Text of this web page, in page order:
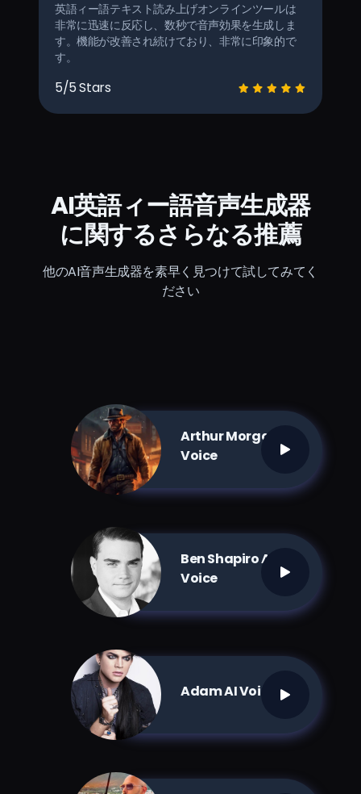
英語ィー語テキスト読み上げオンラインツールは
非常に迅速に反応し、数秒で音声効果を生成しま
す。機能が改善され続けており、非常に印象的で
す。
5/5 Stars
AI英語ィー語音声生成器
に関するさらなる推薦
他のAI音声生成器を素早く見つけて試してみてく
ださい
Arthur Morgan AI
Voice
Ben Shapiro AI
Voice
Adam AI Voice